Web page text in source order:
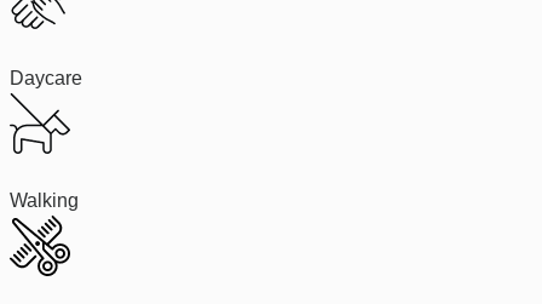
Daycare
Walking